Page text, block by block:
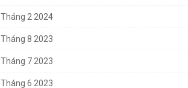
Tháng 2 2024
Tháng 8 2023
Tháng 7 2023
Tháng 6 2023